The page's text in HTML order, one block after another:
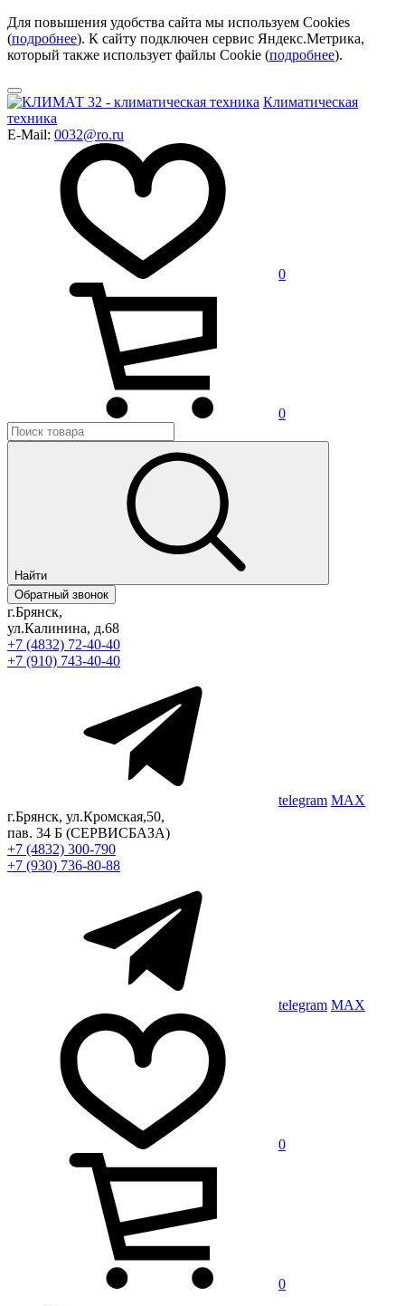
Для повышения удобства сайта мы используем Cookies
(подробнее). К сайту подключен сервис Яндекс.Метрика,
который также использует файлы Cookie (подробнее).
Климатическая
техника
E-Mail: 0032@ro.ru
0
0
Найти
Обратный звонок
г.Брянск,
ул.Калинина, д.68
+7 (4832) 72-40-40
+7 (910) 743-40-40
telegram MAX
г.Брянск, ул.Кромская,50,
пав. 34 Б (СЕРВИСБАЗА)
+7 (4832) 300-790
+7 (930) 736-80-88
telegram MAX
0
0